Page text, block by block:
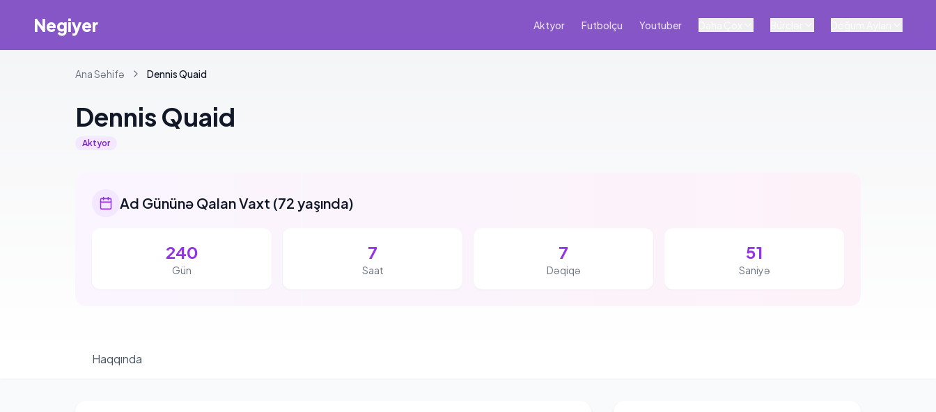
Negiyer Aktyor Futbolçu Youtuber
Ana Səhifə DennisQuaid
Dennis Quaid
Aktyor
Ad Gününə Qalan Vaxt (72 yaşında)
240
Gün
7
Saat
7
Dəqiqə
50
Saniyə
Haqqında